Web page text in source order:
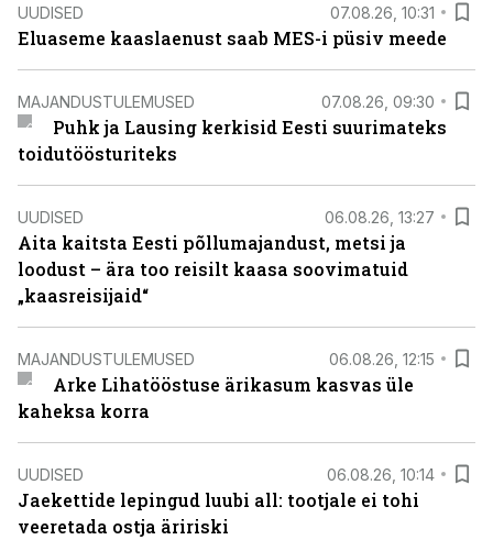
UUDISED 07.08.26, 10:31
Eluaseme kaaslaenust saab MES-i püsiv meede
MAJANDUSTULEMUSED 07.08.26, 09:30
Puhk ja Lausing kerkisid Eesti suurimateks
toidutöösturiteks
UUDISED 06.08.26, 13:27
Aita kaitsta Eesti põllumajandust, metsi ja
loodust – ära too reisilt kaasa soovimatuid
„kaasreisijaid“
MAJANDUSTULEMUSED 06.08.26, 12:15
Arke Lihatööstuse ärikasum kasvas üle
kaheksa korra
UUDISED 06.08.26, 10:14
Jaekettide lepingud luubi all: tootjale ei tohi
veeretada ostja äririski